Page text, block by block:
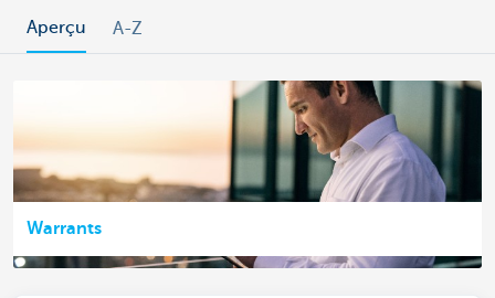
Aperçu A-Z
Warrants